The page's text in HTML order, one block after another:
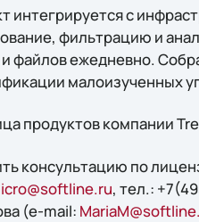
интегрируется с
фильтрацию и
файлов ежедневно.
малоизученных
продуктов компании
конcультацию по
, тел.:
(e-mail: